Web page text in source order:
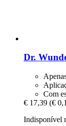
Dr.
Com
€ 17,39 (€
Indisponível